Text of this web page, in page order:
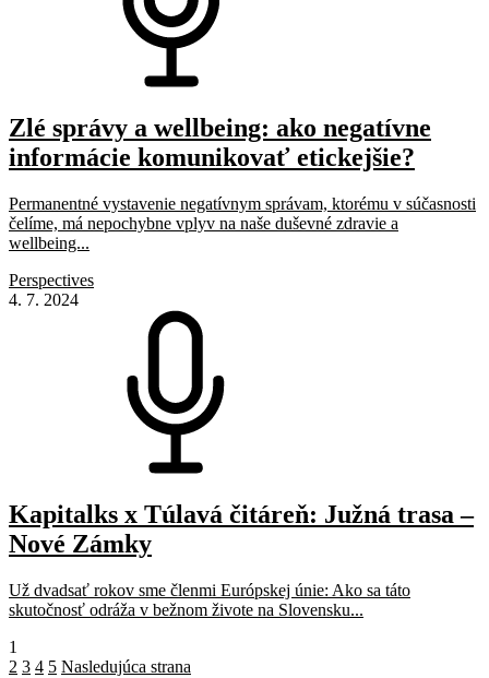
Zlé správy a wellbeing: ako negatívne
informácie komunikovať etickejšie?
Permanentné vystavenie negatívnym správam, ktorému v súčasnosti
čelíme, má nepochybne vplyv na naše duševné zdravie a
wellbeing...
Perspectives
4. 7. 2024
Kapitalks x Túlavá čitáreň: Južná trasa –
Nové Zámky
Už dvadsať rokov sme členmi Európskej únie: Ako sa táto
skutočnosť odráža v bežnom živote na Slovensku...
1
2 3 4 5 Nasledujúca strana